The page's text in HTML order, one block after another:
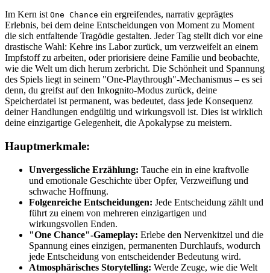
Im Kern ist One Chance ein ergreifendes, narrativ geprägtes
Erlebnis, bei dem deine Entscheidungen von Moment zu Moment
die sich entfaltende Tragödie gestalten. Jeder Tag stellt dich vor eine
drastische Wahl: Kehre ins Labor zurück, um verzweifelt an einem
Impfstoff zu arbeiten, oder priorisiere deine Familie und beobachte,
wie die Welt um dich herum zerbricht. Die Schönheit und Spannung
des Spiels liegt in seinem "One-Playthrough"-Mechanismus – es sei
denn, du greifst auf den Inkognito-Modus zurück, deine
Speicherdatei ist permanent, was bedeutet, dass jede Konsequenz
deiner Handlungen endgültig und wirkungsvoll ist. Dies ist wirklich
deine einzigartige Gelegenheit, die Apokalypse zu meistern.
Hauptmerkmale:
Unvergessliche Erzählung: Tauche ein in eine kraftvolle
und emotionale Geschichte über Opfer, Verzweiflung und
schwache Hoffnung.
Folgenreiche Entscheidungen: Jede Entscheidung zählt und
führt zu einem von mehreren einzigartigen und
wirkungsvollen Enden.
"One Chance"-Gameplay: Erlebe den Nervenkitzel und die
Spannung eines einzigen, permanenten Durchlaufs, wodurch
jede Entscheidung von entscheidender Bedeutung wird.
Atmosphärisches Storytelling: Werde Zeuge, wie die Welt